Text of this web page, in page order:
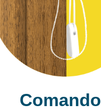
Comando